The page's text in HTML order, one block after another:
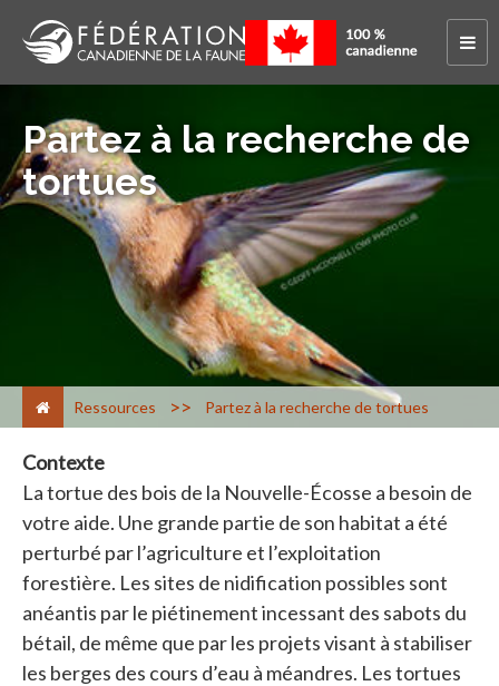
Partez à la recherche de
tortues
Ressources > Partez à la recherche de tortues
Contexte
La tortue des bois de la Nouvelle-Écosse a besoin de
votre aide. Une grande partie de son habitat a été
perturbé par l’agriculture et l’exploitation
forestière. Les sites de nidification possibles sont
anéantis par le piétinement incessant des sabots du
bétail, de même que par les projets visant à stabiliser
les berges des cours d’eau à méandres. Les tortues